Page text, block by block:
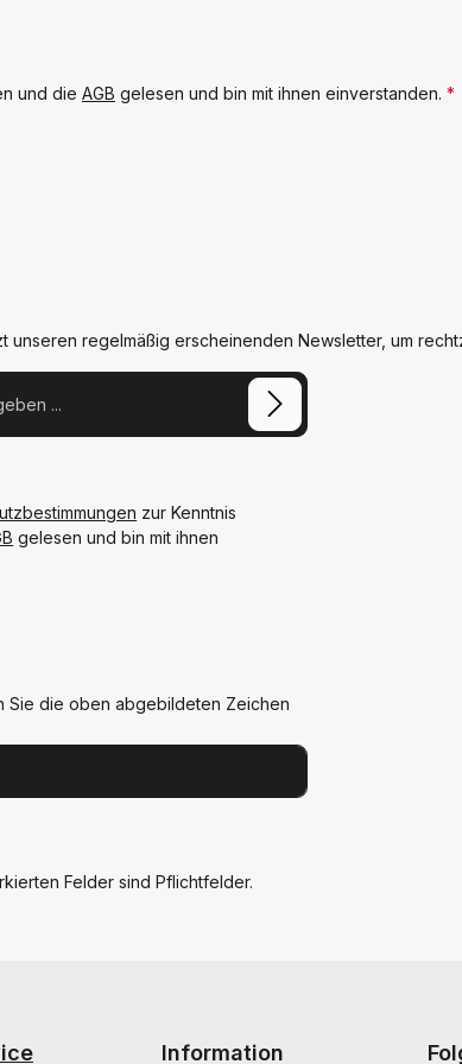
und die AGB gelesen und bin mit ihnen einverstanden. *
unseren regelmäßig erscheinenden Newsletter, um
zur Kenntnis
gelesen und bin mit ihnen
Sie die oben abgebildeten Zeichen
Felder sind Pflichtfelder.
Information